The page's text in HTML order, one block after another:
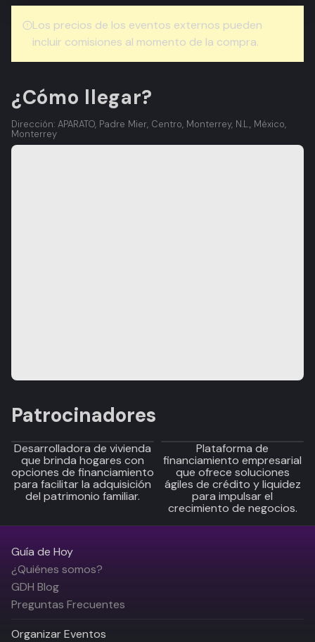
Los precios de los eventos externos pueden
incluir comisiones al momento de la compra.
¿Cómo llegar?
Dirección: APARATO, Padre Mier, Centro, Monterrey, N.L., México,
Monterrey
Patrocinadores
Desarrolladora de vivienda
que brinda hogares con
opciones de financiamiento
para facilitar la adquisición
del patrimonio familiar.
Plataforma de
financiamiento empresarial
que ofrece soluciones
ágiles de crédito y liquidez
para impulsar el
crecimiento de negocios.
Guía de Hoy
¿Quiénes somos?
GDH Blog
Preguntas Frecuentes
Organizar Eventos